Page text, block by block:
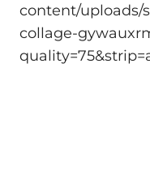
content/uploads/
collage-